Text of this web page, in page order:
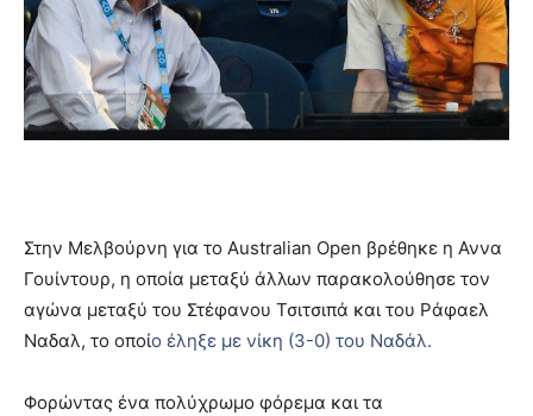
Στην Μελβούρνη για το Australian Open βρέθηκε η Αννα
Γουίντουρ, η οποία μεταξύ άλλων παρακολούθησε τον
αγώνα μεταξύ του Στέφανου Τσιτσιπά και του Ράφαελ
Ναδαλ, το οποίο έληξε με νίκη (3-0) του Ναδάλ.
Φορώντας ένα πολύχρωμο φόρεμα και τα